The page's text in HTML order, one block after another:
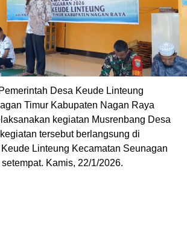
Pemerintah Desa Keude Linteung
Timur Kabupaten Nagan Raya
kegiatan Musrenbang Desa
tersebut berlangsung di
Linteung Kecamatan Seunagan
Kamis, 22/1/2026.